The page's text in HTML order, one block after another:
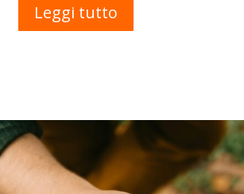
Leggi tutto